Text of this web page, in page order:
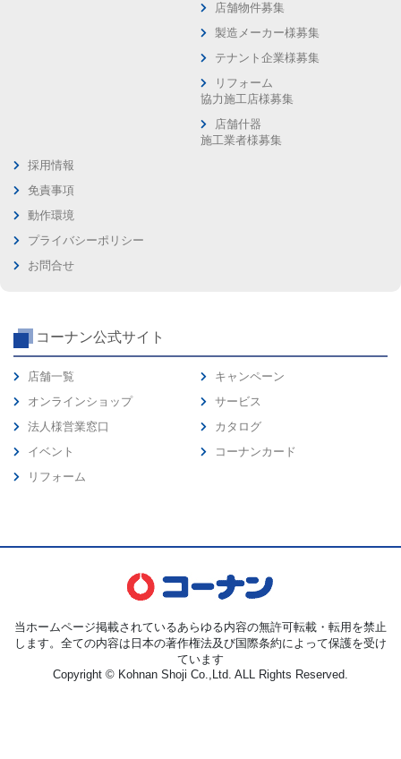
店舗物件募集
製造メーカー様募集
テナント企業様募集
リフォーム
協力施工店様募集
店舗什器
施工業者様募集
採用情報
免責事項
動作環境
プライバシーポリシー
お問合せ
コーナン公式サイト
店舗一覧
オンラインショップ
法人様営業窓口
イベント
リフォーム
キャンペーン
サービス
カタログ
コーナンカード
当ホームページ掲載されているあらゆる内容の無許可転載・転用を禁止
します。全ての内容は日本の著作権法及び国際条約によって保護を受け
ています
Copyright © Kohnan Shoji Co.,Ltd. ALL Rights Reserved.